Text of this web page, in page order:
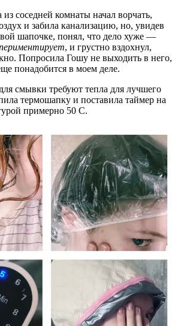
соседней комнаты начал ворчать,
и забила канализацию, но, увидев
шапочке, понял, что дело хуже —
, и грустно вздохнул,
Попросила Гошу не выходить в него,
понадобится в моем деле.
смывки требуют тепла для лучшего
термошапку и поставила таймер на
примерно 50 С.